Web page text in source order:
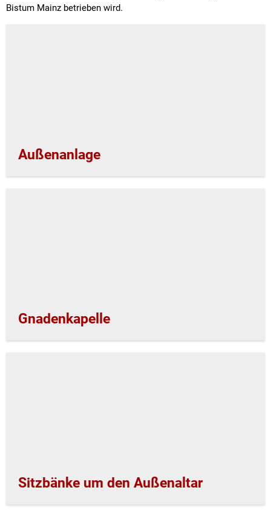
Bistum Mainz betrieben wird.
Außenanlage
Gnadenkapelle
Sitzbänke um den Außenaltar